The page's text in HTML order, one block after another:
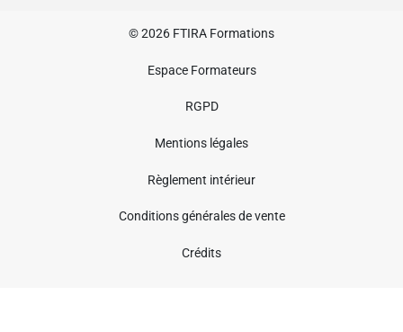
© 2026 FTIRA Formations
Espace Formateurs
RGPD
Mentions légales
Règlement intérieur
Conditions générales de vente
Crédits